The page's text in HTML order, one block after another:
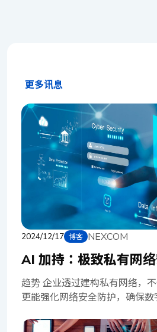
更多讯息
2024/12/17 博客 NEXCOM
AI 加持：极致私有网
趋势 企业透过建构私有网络，不
更能强化网络安全防护，确保数
的网络攻击已成为重要趋势。